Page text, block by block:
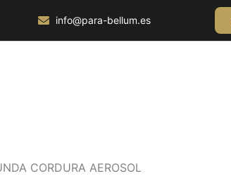
info@para-bellum.es
CORDURA AEROSOL